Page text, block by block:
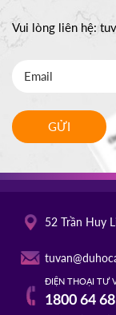
Vui lòng liên hệ:
GỬI
52 Trần Huy
ĐIỆN THOẠI TƯ
1800 64